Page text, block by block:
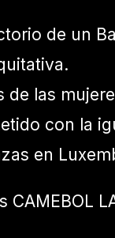
de un
las
con la
en